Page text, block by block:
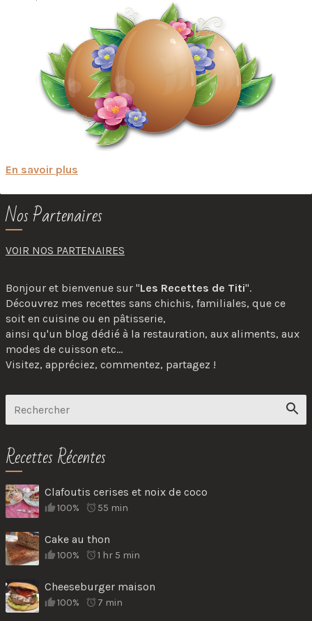
En savoir plus
Nos Partenaires
VOIR NOS PARTENAIRES
Bonjour et bienvenue sur "Les Recettes de Titi".
Découvrez mes recettes sans chichis, familiales, que ce
soit en cuisine ou en pâtisserie,
ainsi qu'un blog dédié à la restauration, aux aliments, aux
modes de cuisson etc...
Visitez, appréciez, commentez, partagez !
Recettes Récentes
Clafoutis cerises et noix de coco
100% 55 min
Cake au thon
100% 1 hr 5 min
Cheeseburger maison
100% 7 min